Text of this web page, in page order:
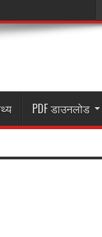
PDF डाउनलोड